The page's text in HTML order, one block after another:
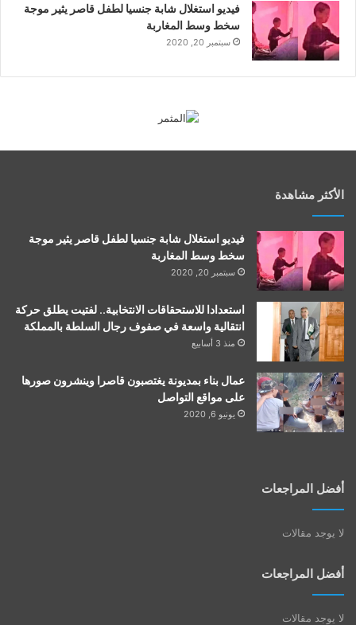
فيديو استغلال شابة جنسيا لطفل قاصر يثير موجة
سخط وسط المغاربة
سبتمبر 20, 2020
الأكثر مشاهدة
فيديو استغلال شابة جنسيا لطفل قاصر يثير موجة
سخط وسط المغاربة
سبتمبر 20, 2020
استعدادا للاستحقاقات الانتخابية.. لفتيت يطلق حركة
انتقالية واسعة في صفوف رجال السلطة بالمملكة
منذ 3 أسابيع
عمال بناء بمديونة يغتصبون قاصرا وينشرون صورها
على مواقع التواصل
يونيو 6, 2020
أفضل المراجعات
لا يوجد مقالات
أفضل المراجعات
لا يوجد مقالات